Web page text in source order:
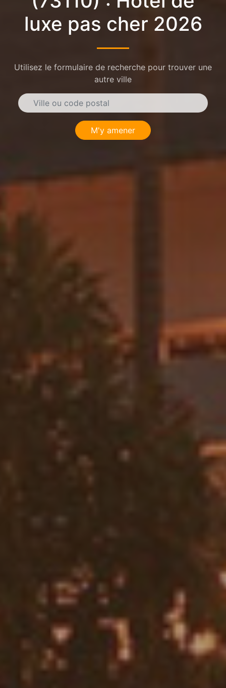
luxe pas cher 2026
Utilisez le formulaire de recherche pour trouver une
autre ville
M'y amener